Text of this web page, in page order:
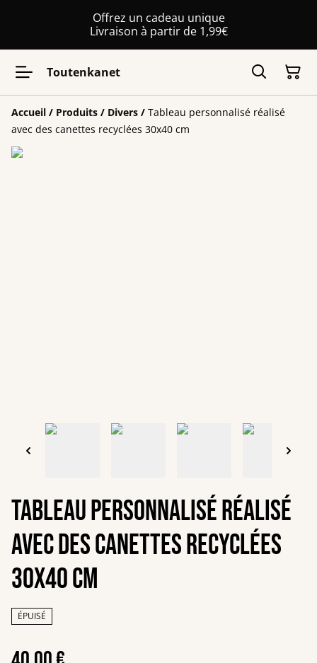
Offrez un cadeau unique
Livraison à partir de 1,99€
Toutenkanet
Accueil / Produits / Divers / Tableau personnalisé réalisé
avec des canettes recyclées 30x40 cm
Tableau personnalisé réalisé
avec des canettes recyclées
30x40 cm
ÉPUISÉ